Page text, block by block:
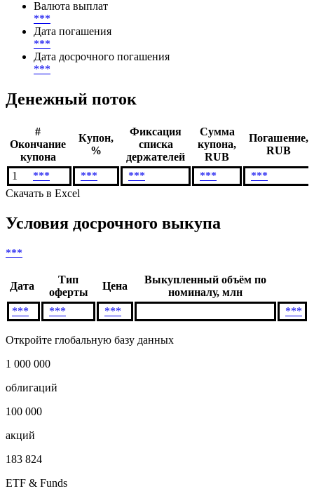
Валюта выплат
***
Дата погашения
***
Дата досрочного погашения
***
Денежный поток
#
Окончание
купона
Купон,
%
Фиксация
списка
держателей
Сумма
купона,
RUB
Погашение,
RUB
1 *** *** *** ***
***
Скачать в Excel
Условия досрочного выкупа
***
Дата
Тип
оферты
Цена
Выкупленный объём по
номиналу, млн
***
*** *** ***
Откройте глобальную базу данных
1 000 000
облигаций
100 000
акций
183 824
ETF & Funds